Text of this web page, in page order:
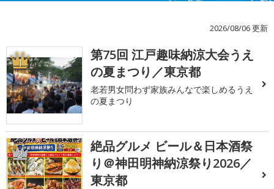
2026/08/06 更新
1
第75回 江戸趣味納涼大会うえ
の夏まつり／東京都
老若男女問わず家族みんなで楽しめるうえ
の夏まつり
2
絶品グルメ ビール＆日本酒祭
り＠神田明神納涼祭り2026／
東京都